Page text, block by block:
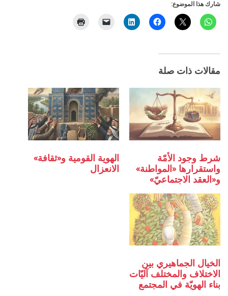
شارك هذا الموضوع:
مقالات ذات صلة
شرط وجود الأمّة
واستقرارها «المواطنة»
و«العقد الاجتماعيّ»
الهوية القومية و«ثقافة»
الانعزال
الخيال الجماهيري بين
الاختلاف والمختلف آليّات
بناء الهويّة في المجتمع